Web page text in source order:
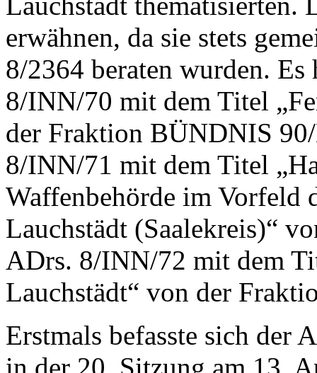
erwähnen, da sie stets
8/2364 beraten wurden.
8/INN/70 mit dem Titel
der Fraktion BÜNDNIS
8/INN/71 mit dem Titel
Waffenbehörde im Vorfeld
Lauchstädt (Saalekreis)“
ADrs. 8/INN/72 mit dem
Lauchstädt“ von der
Erstmals befasste sich der